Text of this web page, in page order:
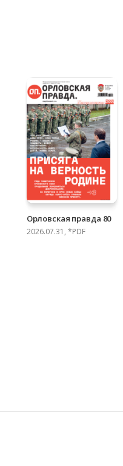
Орловская правда 80
2026.07.31, *PDF